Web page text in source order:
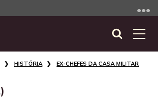
Abrir
HISTÓRIA
EX-CHEFES DA CASA MILITAR